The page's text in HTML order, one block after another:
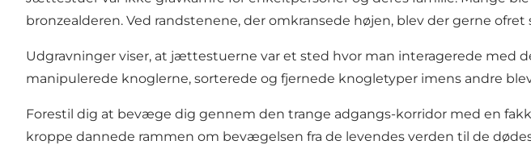
bronzealderen. Ved randstenene, der omkransede højen, blev der gerne
Udgravninger viser, at jættestuerne var et sted hvor man interagerede med
manipulerede knoglerne, sorterede og fjernede knogletyper imens andre
Forestil dig at bevæge dig gennem den trange adgangs-korridor med en
kroppe dannede rammen om bevægelsen fra de levendes verden til de